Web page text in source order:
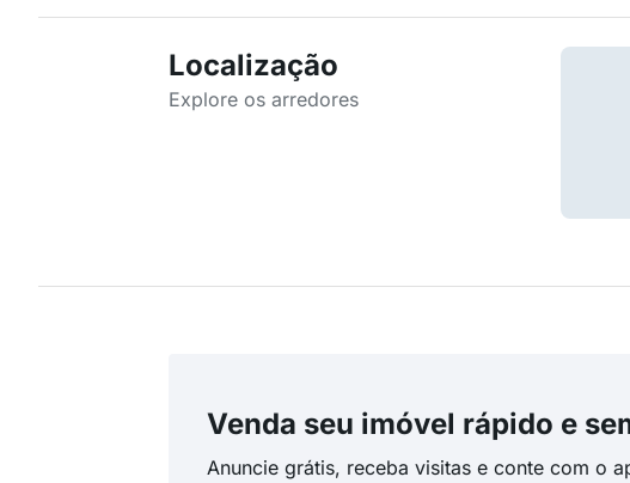
Localização
Explore os arredores
Venda seu imóvel rápido e
Anuncie grátis, receba visitas e conte com o